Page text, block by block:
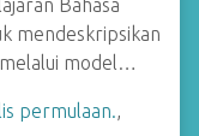
Bahasa
mendeskripsikan
model…
permulaan.,